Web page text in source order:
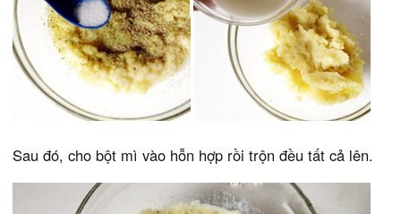
Sau đó, cho bột mì vào hỗn hợp rồi trộn đều tất cả lên.